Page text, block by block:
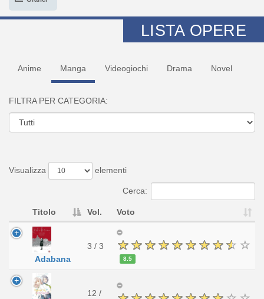
LISTA OPERE
Anime Manga Videogiochi Drama Novel
FILTRA PER CATEGORIA:
Visualizza elementi
Cerca:
Titolo Vol. Voto
Adabana
3 / 3
8.5
12 /